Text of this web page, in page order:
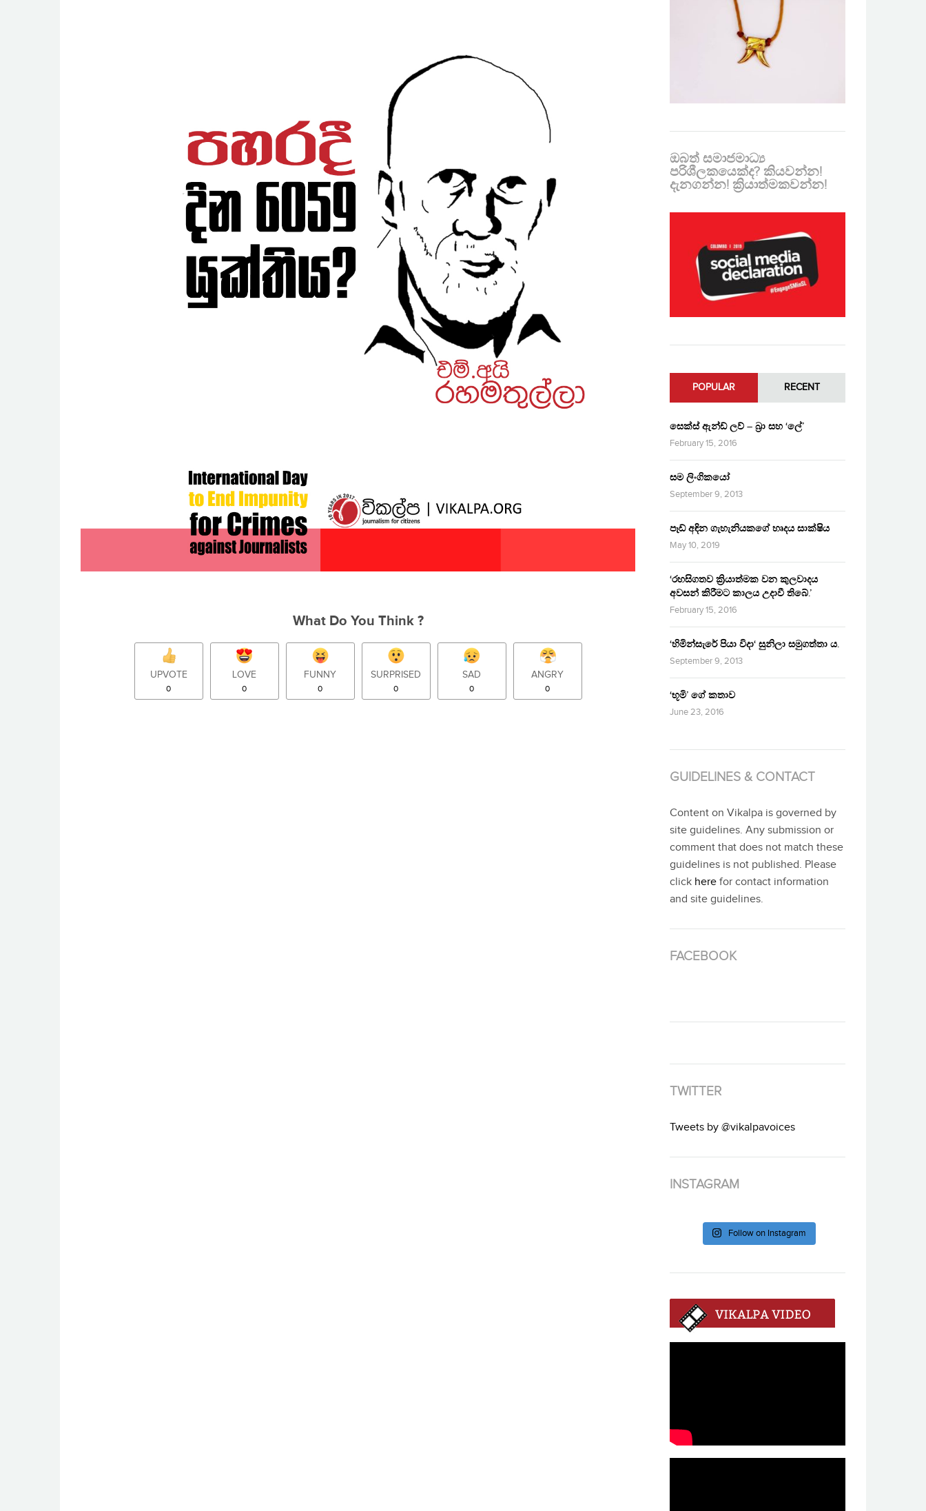
What Do You Think ?
UPVOTE
0
LOVE
0
FUNNY
0
SURPRISED
0
SAD
0
ANGRY
0
ඔබත් සමාජමාධ්‍ය
පරිශීලකයෙක්ද? කියවන්න!
දැනගන්න! ක්‍රියාත්මකවන්න!
POPULAR RECENT
සෙක්ස් ඇන්ඩ් ලව් – බ්‍රා සහ ‘ලේ’
February 15, 2016
සම ලිංගිකයෝ
September 9, 2013
පෑඩ් අඳින ගැහැනියකගේ හෘදය සාක්ෂිය
May 10, 2019
‘රහසිගතව ක්‍රියාත්මක වන කුලවාදය
අවසන් කිරීමට කාලය උදාවී තිබේ.’
February 15, 2016
‘හිමින්සැරේ පියා විදා‘ සුනිලා සමුගත්තා ය.
September 9, 2013
‘භූමි’ ගේ කතාව
June 23, 2016
GUIDELINES & CONTACT
Content on Vikalpa is governed by
site guidelines. Any submission or
comment that does not match these
guidelines is not published. Please
click here for contact information
and site guidelines.
FACEBOOK
TWITTER
Tweets by @vikalpavoices
INSTAGRAM
Follow on Instagram